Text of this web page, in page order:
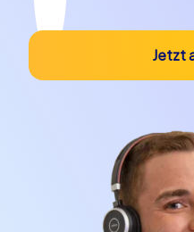
gemeinsames Lachen.
gleichermaßen für kleine
Firmenfeiern, weil sie
Zielsetzungen bedienen
Teambuilding in
Teambuilding in Duisburg
in Duisburg perfekt
Jetzt